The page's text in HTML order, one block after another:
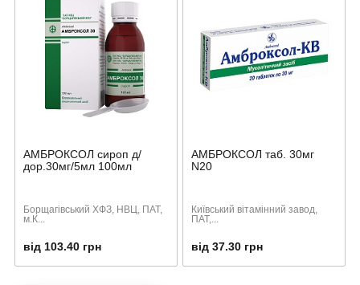
АМБРОКСОЛ сироп д/
дор.30мг/5мл 100мл
Борщагівський ХФЗ, НВЦ, ПАТ,
м.К...
від 103.40 грн
АМБРОКСОЛ таб. 30мг
N20
Київський вітамінний завод,
ПАТ,...
від 37.30 грн